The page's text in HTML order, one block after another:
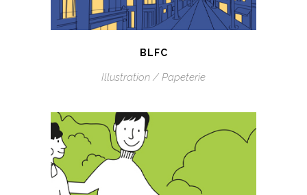
BLFC
Illustration / Papeterie